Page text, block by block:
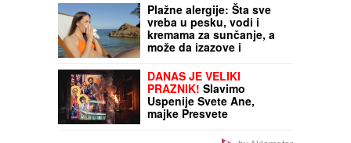
Plažne alergije: Šta sve
vreba u pesku, vodi i
kremama za sunčanje, a
može da izazove i
DANAS JE VELIKI
PRAZNIK! Slavimo
Uspenije Svete Ane,
majke Presvete
Bogorodice!